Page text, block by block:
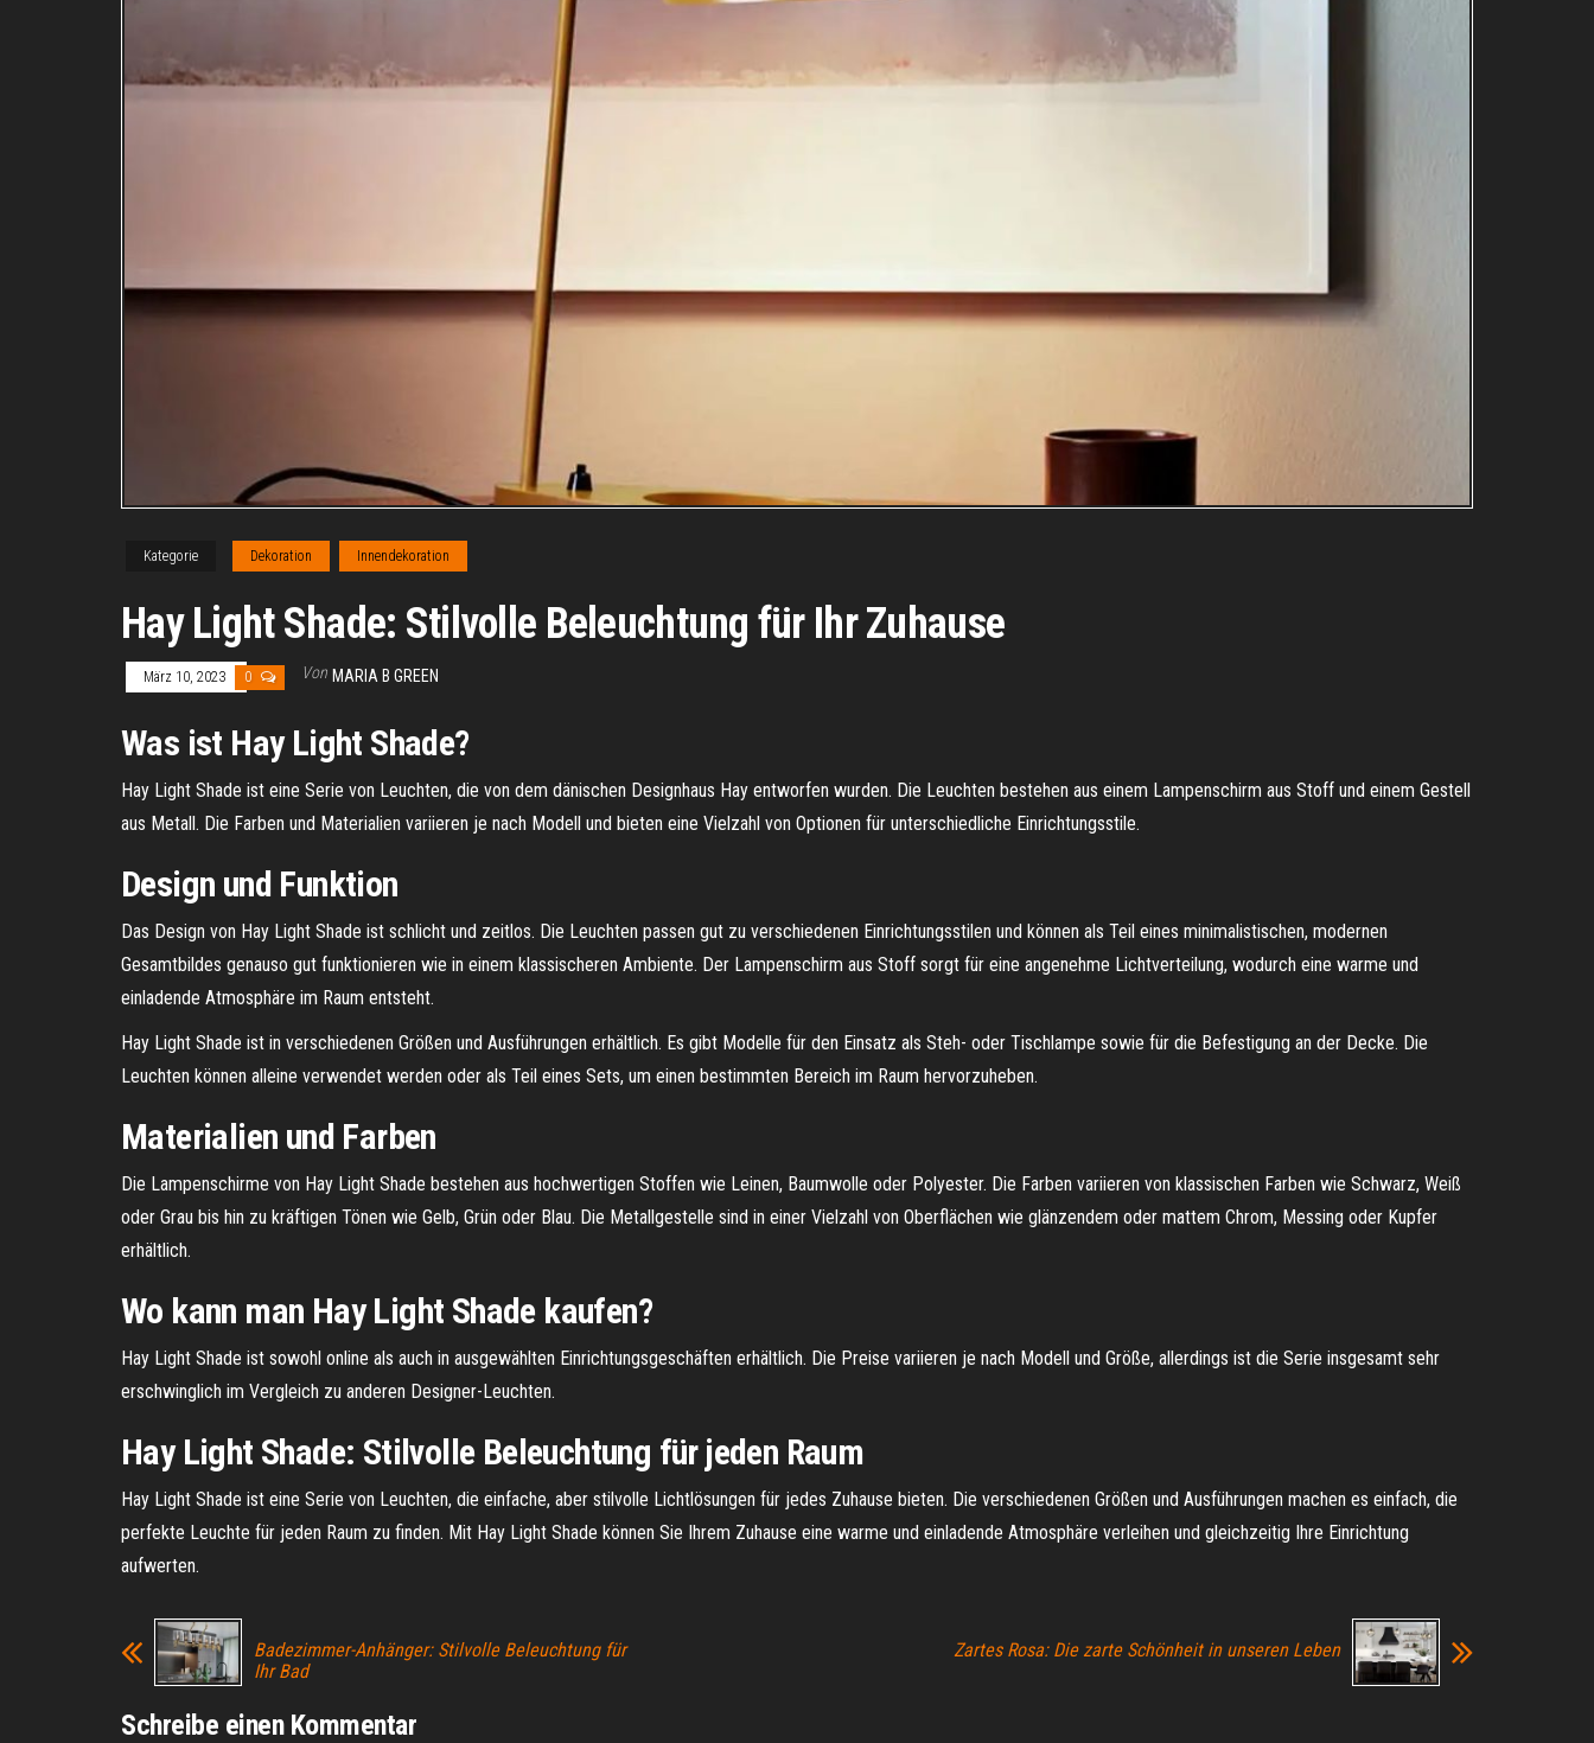
Kategorie Dekoration Innendekoration
Hay Light Shade: Stilvolle Beleuchtung für Ihr Zuhause
März 10, 2023 0 Von MARIA B GREEN
Was ist Hay Light Shade?
Hay Light Shade ist eine Serie von Leuchten, die von dem dänischen Designhaus Hay entworfen wurden. Die Leuchten bestehen aus einem Lampenschirm aus Stoff und einem Gestell
aus Metall. Die Farben und Materialien variieren je nach Modell und bieten eine Vielzahl von Optionen für unterschiedliche Einrichtungsstile.
Design und Funktion
Das Design von Hay Light Shade ist schlicht und zeitlos. Die Leuchten passen gut zu verschiedenen Einrichtungsstilen und können als Teil eines minimalistischen, modernen
Gesamtbildes genauso gut funktionieren wie in einem klassischeren Ambiente. Der Lampenschirm aus Stoff sorgt für eine angenehme Lichtverteilung, wodurch eine warme und
einladende Atmosphäre im Raum entsteht.
Hay Light Shade ist in verschiedenen Größen und Ausführungen erhältlich. Es gibt Modelle für den Einsatz als Steh- oder Tischlampe sowie für die Befestigung an der Decke. Die
Leuchten können alleine verwendet werden oder als Teil eines Sets, um einen bestimmten Bereich im Raum hervorzuheben.
Materialien und Farben
Die Lampenschirme von Hay Light Shade bestehen aus hochwertigen Stoffen wie Leinen, Baumwolle oder Polyester. Die Farben variieren von klassischen Farben wie Schwarz, Weiß
oder Grau bis hin zu kräftigen Tönen wie Gelb, Grün oder Blau. Die Metallgestelle sind in einer Vielzahl von Oberflächen wie glänzendem oder mattem Chrom, Messing oder Kupfer
erhältlich.
Wo kann man Hay Light Shade kaufen?
Hay Light Shade ist sowohl online als auch in ausgewählten Einrichtungsgeschäften erhältlich. Die Preise variieren je nach Modell und Größe, allerdings ist die Serie insgesamt sehr
erschwinglich im Vergleich zu anderen Designer-Leuchten.
Hay Light Shade: Stilvolle Beleuchtung für jeden Raum
Hay Light Shade ist eine Serie von Leuchten, die einfache, aber stilvolle Lichtlösungen für jedes Zuhause bieten. Die verschiedenen Größen und Ausführungen machen es einfach, die
perfekte Leuchte für jeden Raum zu finden. Mit Hay Light Shade können Sie Ihrem Zuhause eine warme und einladende Atmosphäre verleihen und gleichzeitig Ihre Einrichtung
aufwerten.
Badezimmer-Anhänger: Stilvolle Beleuchtung für
Ihr Bad
Zartes Rosa: Die zarte Schönheit in unseren Leben
Schreibe einen Kommentar